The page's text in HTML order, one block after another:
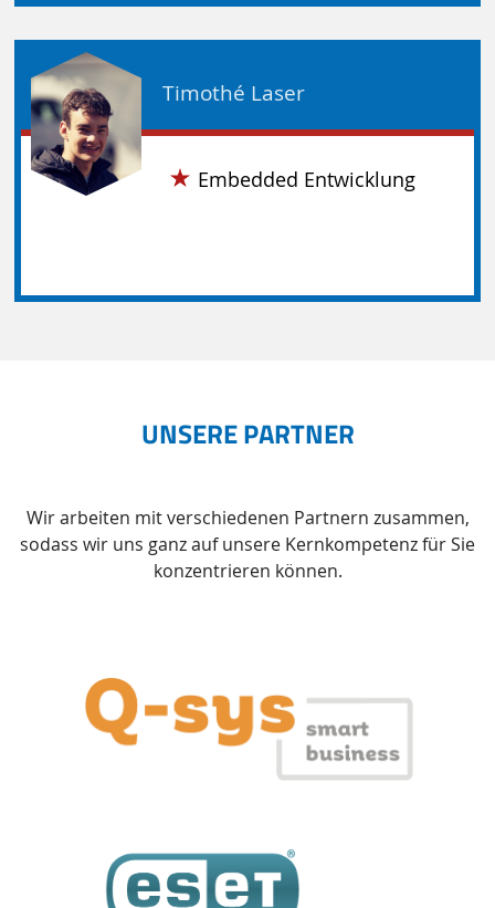
Timothé Laser
Embedded Entwicklung
UNSERE PARTNER
Wir arbeiten mit verschiedenen Partnern zusammen,
sodass wir uns ganz auf unsere Kernkompetenz für Sie
konzentrieren können.